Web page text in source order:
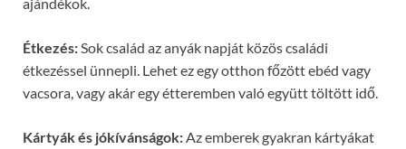
Étkezés:Sok család az anyák napját közös családi
étkezéssel ünnepli. Lehet ez egy otthon főzött ebéd vagy
vacsora, vagy akár egy étteremben való együtt töltött idő.
Kártyák és jókívánságok:Az emberek gyakran kártyákat